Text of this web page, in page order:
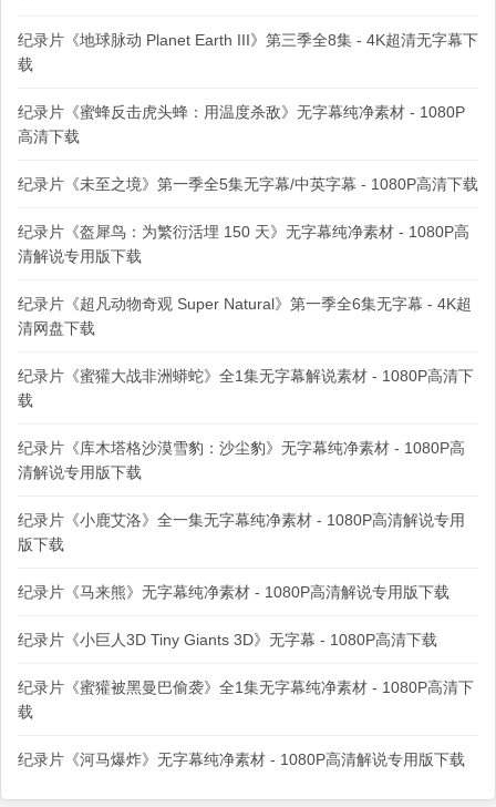
纪录片《地球脉动 Planet Earth III》第三季全8集 - 4K超清无字幕下
载
纪录片《蜜蜂反击虎头蜂：用温度杀敌》无字幕纯净素材 - 1080P
高清下载
纪录片《未至之境》第一季全5集无字幕/中英字幕 - 1080P高清下载
纪录片《盔犀鸟：为繁衍活埋 150 天》无字幕纯净素材 - 1080P高
清解说专用版下载
纪录片《超凡动物奇观 Super Natural》第一季全6集无字幕 - 4K超
清网盘下载
纪录片《蜜獾大战非洲蟒蛇》全1集无字幕解说素材 - 1080P高清下
载
纪录片《库木塔格沙漠雪豹：沙尘豹》无字幕纯净素材 - 1080P高
清解说专用版下载
纪录片《小鹿艾洛》全一集无字幕纯净素材 - 1080P高清解说专用
版下载
纪录片《马来熊》无字幕纯净素材 - 1080P高清解说专用版下载
纪录片《小巨人3D Tiny Giants 3D》无字幕 - 1080P高清下载
纪录片《蜜獾被黑曼巴偷袭》全1集无字幕纯净素材 - 1080P高清下
载
纪录片《河马爆炸》无字幕纯净素材 - 1080P高清解说专用版下载